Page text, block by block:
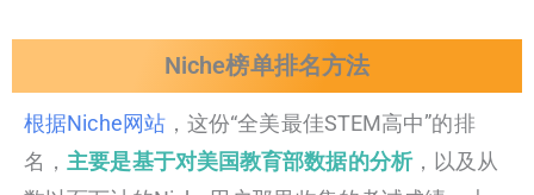
Niche榜单排名方法
根据Niche网站，这份“全美最佳STEM高中”的排
名， 主要是基于对美国教育部数据的分析，以及从